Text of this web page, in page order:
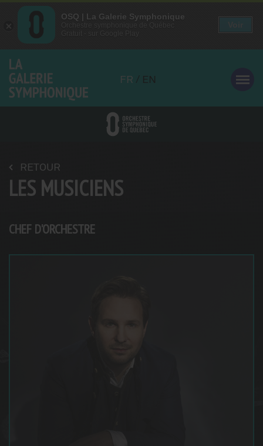
au
contenu
principal
FR / EN
RETOUR
LES MUSICIENS
CHEF D'ORCHESTRE
OSQ | La Galerie Symphonique
OSQ | La Galerie Symphonique